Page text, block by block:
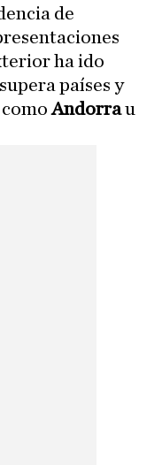
de
ha ido
países y
comoAndorrau